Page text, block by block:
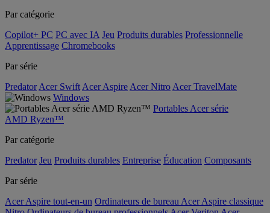
Par catégorie
Copilot+ PC PC avec IA Jeu Produits durables Professionnelle
Apprentissage Chromebooks
Par série
Predator Acer Swift Acer Aspire Acer Nitro Acer TravelMate
Windows
Portables Acer série
AMD Ryzen™
Par catégorie
Predator Jeu Produits durables Entreprise Éducation Composants
Par série
Acer Aspire tout-en-un Ordinateurs de bureau Acer Aspire classique